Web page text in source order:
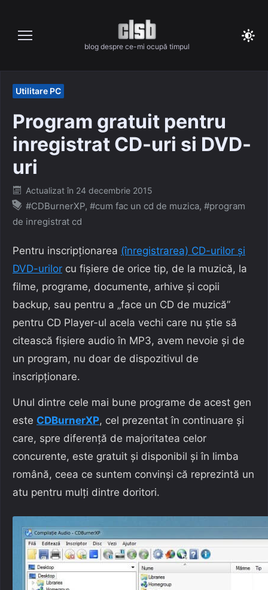
content
blog despre ce-mi ocupă timpul
Utilitare PC
Program gratuit pentru
inregistrat CD-uri si DVD-
uri
Posted
on
Actualizat în 24 decembrie 2015
#CDBurnerXP, #cum fac un cd de muzica, #program
de inregistrat cd
Pentru inscripționarea (înregistrarea) CD-urilor și
DVD-urilor cu fișiere de orice tip, de la muzică, la
filme, programe, documente, arhive și copii
backup, sau pentru a „face un CD de muzică”
pentru CD Player-ul acela vechi care nu știe să
citească fișiere audio în MP3, avem nevoie și de
un program, nu doar de dispozitivul de
inscripționare.
Unul dintre cele mai bune programe de acest gen
este CDBurnerXP, cel prezentat în continuare și
care, spre diferență de majoritatea celor
concurente, este gratuit și disponibil și în limba
română, ceea ce suntem convinși că reprezintă un
atu pentru mulți dintre doritori.